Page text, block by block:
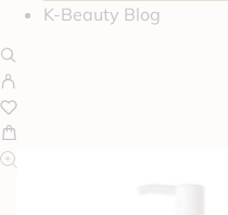
K-Beauty Blog